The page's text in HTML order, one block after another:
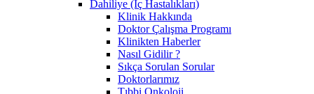
Dahiliye (İç Hastalıkları)
Klinik Hakkında
Doktor Çalışma Programı
Klinikten Haberler
Nasıl Gidilir ?
Sıkça Sorulan Sorular
Doktorlarımız
Tıbbi Onkoloji